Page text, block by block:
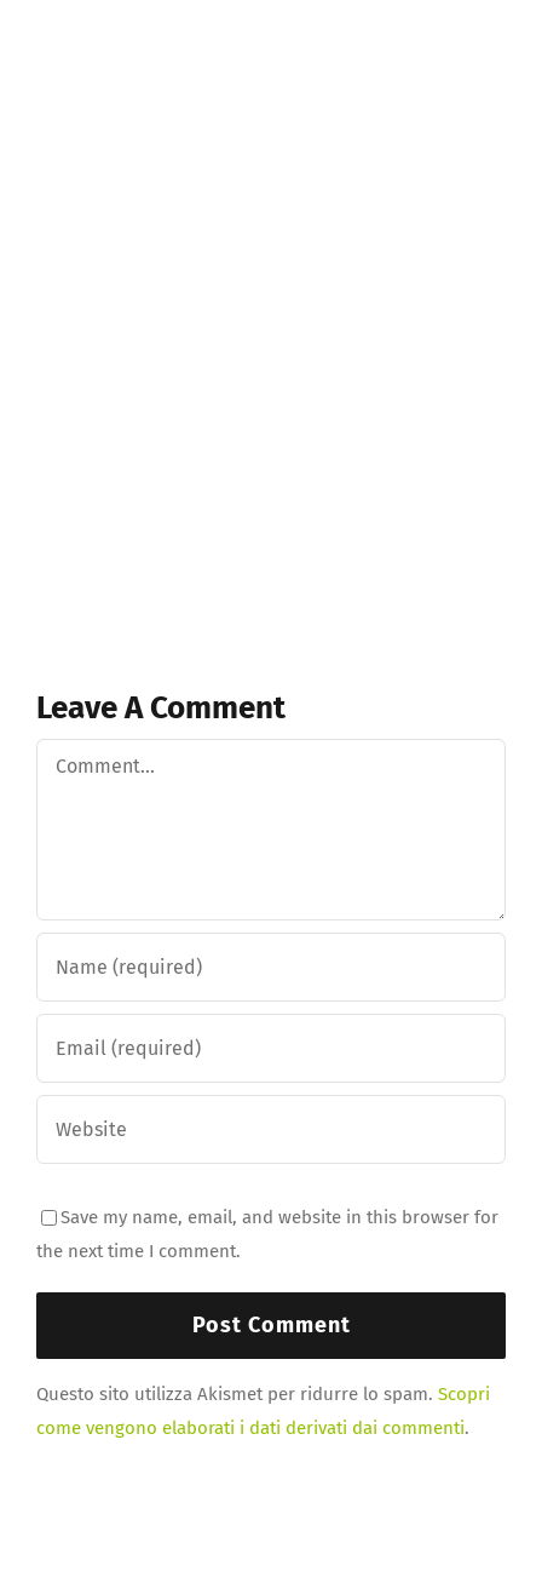
Leave A Comment
Comment
Save my name, email, and website in this browser for
the next time I comment.
Questo sito utilizza Akismet per ridurre lo spam. Scopri
come vengono elaborati i dati derivati dai commenti.